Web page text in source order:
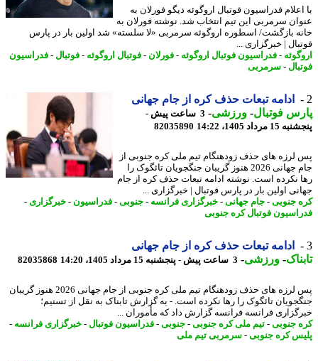
فدراسیون فوتبال اروگوئه دیگو فورلان به
سرمربی این تیم انتخاب شد. نوشته فورلان به
بازگشت/ اسطوره اروگوئه سرمربی «لا سلسته» شد اولین بار در پارس
| خبرگزاری ...
-فدراسیون فوتبال اروگوئه-فورلان-فوتبال اروگوئه-فوتبال-فدراسیون
-سرمربی
ادامه تبعات حذف کره از جام جهانی
فوتبال-ورزشی-
3 ساعت پیش -
1405، 14:22
82035890
های حذف زودهنگام تیم ملی کره جنوبی از
جام جهانی 2026 هنوز گریبان جنگجویان تائگوک را
نکرده است. نوشته ادامه تبعات حذف کره از جام
اولین بار در پارس فوتبال | خبرگزاری ...
جنوبی-جام جهانی-خبرگزاری فرانسه -جنوبی-فدراسیون-خبرگزاری
فوتبال کره جنوبی
ادامه تبعات حذف کره از جام جهانی
-ورزشی-3 ساعت پیش - پنجشنبه 15 مرداد 1405، 14:20 82035868
پس لرزه های حذف زودهنگام تیم ملی کره جنوبی از جام جهانی 2026 هنوز گریبان
تائگوک را رها نکرده است. - به گزارش تابناک به نقل از تسنیم؛
فرانسه فرانسه گزارش داد که مأموران ...
جنوبی-تیم ملی کره جنوبی-جنوبی-فدراسیون فوتبال-خبرگزاری فرانسه
-
کره جنوبی-سرمربی تیم ملی